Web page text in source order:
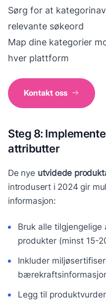
Sørg for at
relevante søkeord
Map dine kategorier
hver plattform
Kontakt oss
Steg 8:
attributter
De nye utvidede
introdusert i 2024 gir
informasjon:
Bruk alle
produkter (minst 15-
Inkluder
Legg til